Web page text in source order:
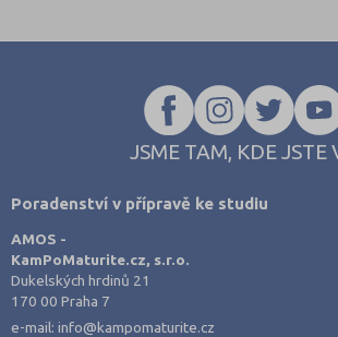
trh, podnik, bankovnictví nebo daňová soustava.
JSME TAM, KDE JSTE
Poradenství v přípravě ke studiu
AMOS -
KamPoMaturite.cz, s.r.o.
Dukelských hrdinů 21
170 00 Praha 7
e-mail:info@kampomaturite.cz